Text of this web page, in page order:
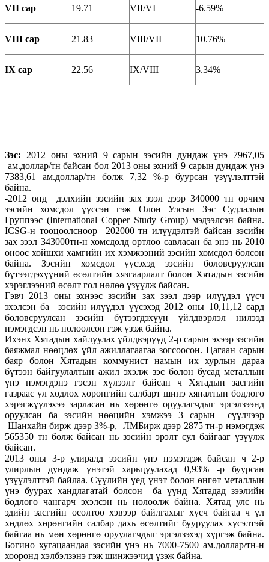
VII сар 19.71 VII/VI -6.59%
VIII сар 21.83 VIII/VII 10.76%
IX сар 22.56 IX/VIII 3.34%
Зэс: 2012 оны эхний 9 сарын зэсийн дундаж үнэ 7967,05
ам.доллар/тн байсан бол 2013 оны эхний 9 сарын дундаж үнэ
7383,61 ам.доллар/тн болж 7,32 %-р буурсан үзүүлэлттэй
байна.
-2012 онд дэлхийн зэсийн зах зээл дээр 340000 тн орчим
зэсийн хомсдол үүссэн гэж Олон Улсын Зэс Судлалын
Группээс (International Copper Study Group) мэдээлсэн байна.
ICSG-н тооцоолсноор 202000 тн илүүдэлтэй байсан зэсийн
зах зээл 343000тн-н хомсдолд ортлоо савласан ба энэ нь 2010
оноос хойшхи хамгийн их хэмжээний зэсийн хомсдол болсон
байна. Зэсийн хомсдол үүсэхэд зэсийн боловсруулсан
бүтээгдэхүүний өсөлтийн хязгаарлалт болон Хятадын зэсийн
хэрэглээний өсөлт гол нөлөө үзүүлж байсан.
Гэвч 2013 оны эхнээс зэсийн зах зээл дээр илүүдэл үүсч
эхэлсэн ба зэсийн илүүдэл үүсэхэд 2012 оны 10,11,12 сард
боловсруулсан зэсийн бүтээгдэхүүн үйлдвэрлэл нилээд
нэмэгдсэн нь нөлөөлсөн гэж үзэж байна.
Ихэнх Хятадын хайлуулах үйлдвэрүүд 2-р сарын эхээр зэсийн
баяжмал нөөцлөх үйл ажиллагаагаа зогсоосон. Цагаан сарын
баяр болон Хятадын коммунист намын их хурлын дараа
бүтээн байгуулалтын ажил эхэлж зэс болон бусад металлын
үнэ нэмэгдэнэ гэсэн хүлээлт байсан ч Хятадын засгийн
газраас үл хөдлөх хөрөнгийн салбарт шинэ хяналтын бодлого
хэрэгжүүлэхээ зарласан нь хөрөнгө оруулагчдыг эргэлзээнд
оруулсан ба зэсийн нөөцийн хэмжээ 3 сарын сүүлчээр
Шанхайн бирж дээр 3%-р, ЛМБирж дээр 2875 тн-р нэмэгдэж
565350 тн болж байсан нь зэсийн эрэлт сул байгааг үзүүлж
байсан.
2013 оны 3-р улиралд зэсийн үнэ нэмэгдэж байсан ч 2-р
улирлын дундаж үнэтэй харьцуулахад 0,93% -р буурсан
үзүүлэлттэй байлаа. Сүүлийн үед үнэт болон өнгөт металлын
үнэ буурах хандлагатай болсон ба үүнд Хятадад зээлийн
бодлого чангарч эхэлсэн нь нөлөөлж байна. Хятад улс нь
эдийн засгийн өсөлтөө хэвээр байлгахыг хүсч байгаа ч үл
хөдлөх хөрөнгийн салбар дахь өсөлтийг бууруулах хүсэлтэй
байгаа нь мөн хөрөнгө оруулагчдыг эргэлзэхэд хүргэж байна.
Богино хугацаандаа зэсийн үнэ нь 7000-7500 ам.доллар/тн-н
хооронд хэлбэлзэнэ гэж шинжээчид үзэж байна.